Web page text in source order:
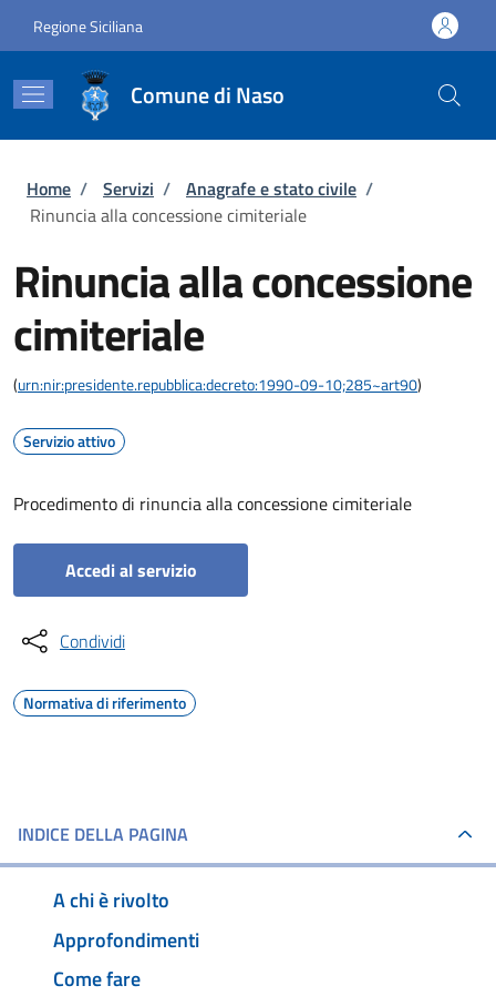
Regione Siciliana
Comune di Naso
Briciole di pane
Home / Servizi / Anagrafe e stato civile /
Rinuncia alla concessione cimiteriale
Rinuncia alla concessione
cimiteriale
(urn:nir:presidente.repubblica:decreto:1990-09-10;285~art90)
Servizio attivo
Procedimento di rinuncia alla concessione cimiteriale
Accedi al servizio
Condividi
Normativa di riferimento
INDICE DELLA PAGINA
A chi è rivolto
Approfondimenti
Come fare